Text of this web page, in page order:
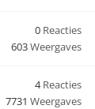
0 Reacties
603Weergaves
4Reacties
7731 Weergaves